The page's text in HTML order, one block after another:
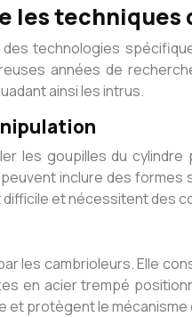
les techniques
technologies
années de
ainsi les intrus.
les goupilles du
inclure des
et nécessitent
les cambrioleurs. Elle
en acier trempé
protègent le mécanisme